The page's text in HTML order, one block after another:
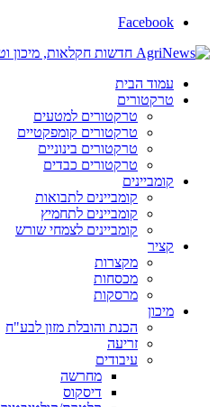
Facebook
עמוד הבית
טרקטורים
טרקטורים למטעים
טרקטורים קומפקטיים
טרקטורים בינוניים
טרקטורים כבדים
קומביינים
קומביינים לתבואות
קומביינים לתחמיץ
קומביינים לצמחי שורש
קציר
מקצרות
מכסחות
מרסקות
מיכון
הכנת והובלת מזון לבע"ח
זריעה
עיבודים
מחרשה
דיסקוס